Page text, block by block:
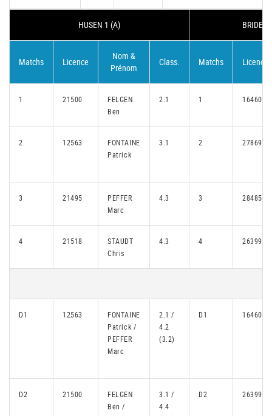
HUSEN 1 (A)
Matchs Licence
Nom &
Prénom
Class. Matchs Licence
1 21500
FELGEN
Ben
2.1 1 16460
2 12563
FONTAINE
Patrick
3.1 2 27869
3 21495
PEFFER
Marc
4.3 3 28485
4 21518
STAUDT
Chris
4.3 4 26399
D1 12563
FONTAINE
Patrick /
PEFFER
Marc
2.1 /
4.2
(3.2)
D1 16460
D2 21500
FELGEN
Ben /
3.1 /
4.4
D2 26399